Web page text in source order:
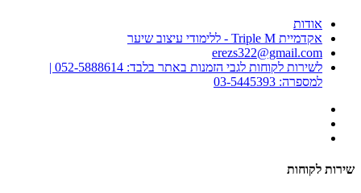
אודות
אקדמיית Triple M - ללימודי עיצוב שיער
erezs322@gmail.com
לשירות לקוחות לגבי הזמנות באתר בלבד: 052-5888614 |
למספרה: 03-5445393
שירות לקוחות